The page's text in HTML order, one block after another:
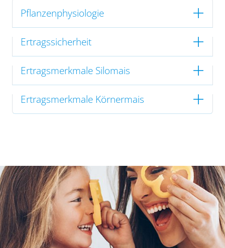
Pflanzenphysiologie
Ertragssicherheit
Ertragsmerkmale Silomais
Ertragsmerkmale Körnermais